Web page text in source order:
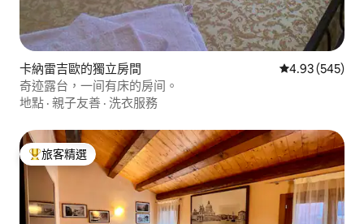
卡納雷吉歐的獨立房間 從 545 則評價
4.93 (545)
奇迹露台，一间有床的房间。
地點 · 親子友善 · 洗衣服務
旅客精選榜首
旅客精選